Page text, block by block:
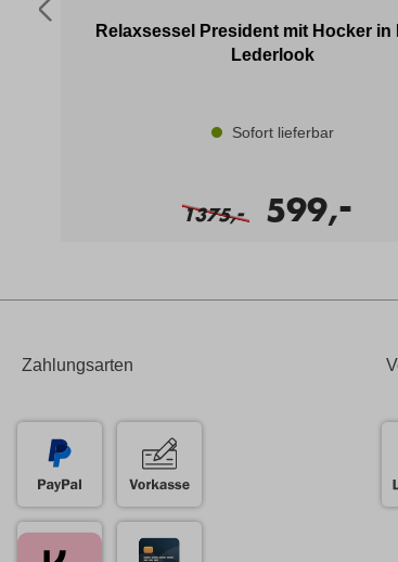
Relaxsessel President mit Hocker in
Lederlook
Sofort lieferbar
1375,- 599,
-
Zahlungsarten